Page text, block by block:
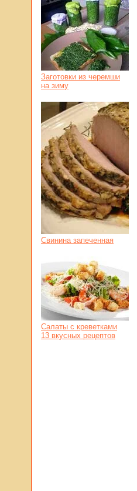
Заготовки из черемши
на зиму
Свинина запеченная
Салаты с креветками
13 вкусных рецептов